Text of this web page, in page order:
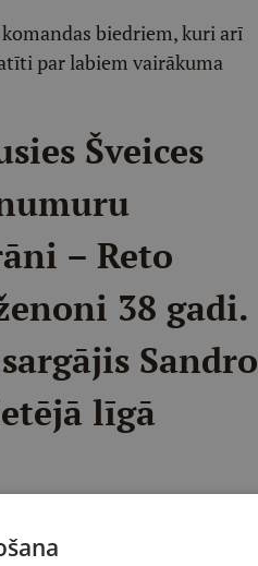
biedriem, kuri arī
par labiem vairākuma
Šveices
– Reto
38 gadi.
Sandro
līgā
sešās no tām uzvarot.
pārbrauca pāri Čehijai.